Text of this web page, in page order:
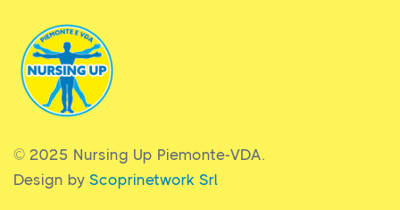
© 2025 Nursing Up Piemonte-VDA.
Design by Scoprinetwork Srl